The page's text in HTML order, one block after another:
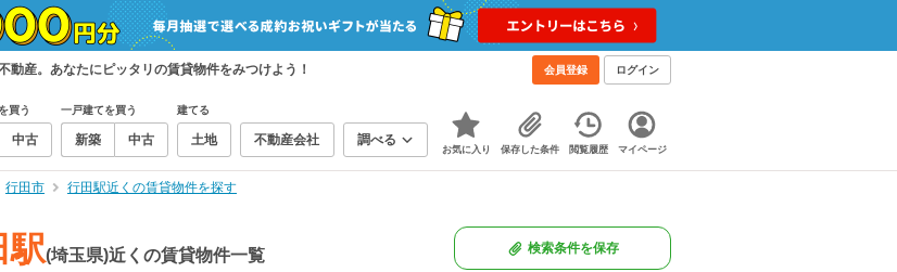
産。あなたにピッタリの賃貸物件をみつけよう！ 会員登録 ログイン
買う
中古
一戸建てを買う
新築 中古
建てる
土地 不動産会社 調べる
お気に入り 保存した条件 閲覧履歴 マイページ
行田市 行田駅近くの賃貸物件を探す
駅(埼玉県)近くの賃貸物件一覧 検索条件を保存